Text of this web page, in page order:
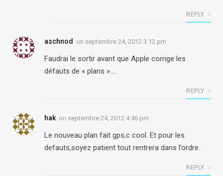
REPLY
aschnod on septembre 24, 2012 3:12 pm
Faudrai le sortir avant que Apple corrige les
défauts de « plans »….
REPLY
hak on septembre 24, 2012 4:46 pm
Le nouveau plan fait gps,c cool. Et pour les
defauts,soyez patient tout rentrera dans l’ordre.
REPLY